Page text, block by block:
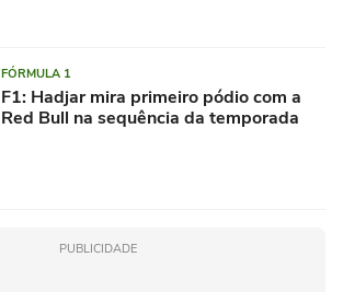
FÓRMULA 1
F1: Hadjar mira primeiro pódio com a
Red Bull na sequência da temporada
PUBLICIDADE